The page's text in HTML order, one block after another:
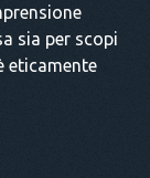
sia per scopi
eticamente